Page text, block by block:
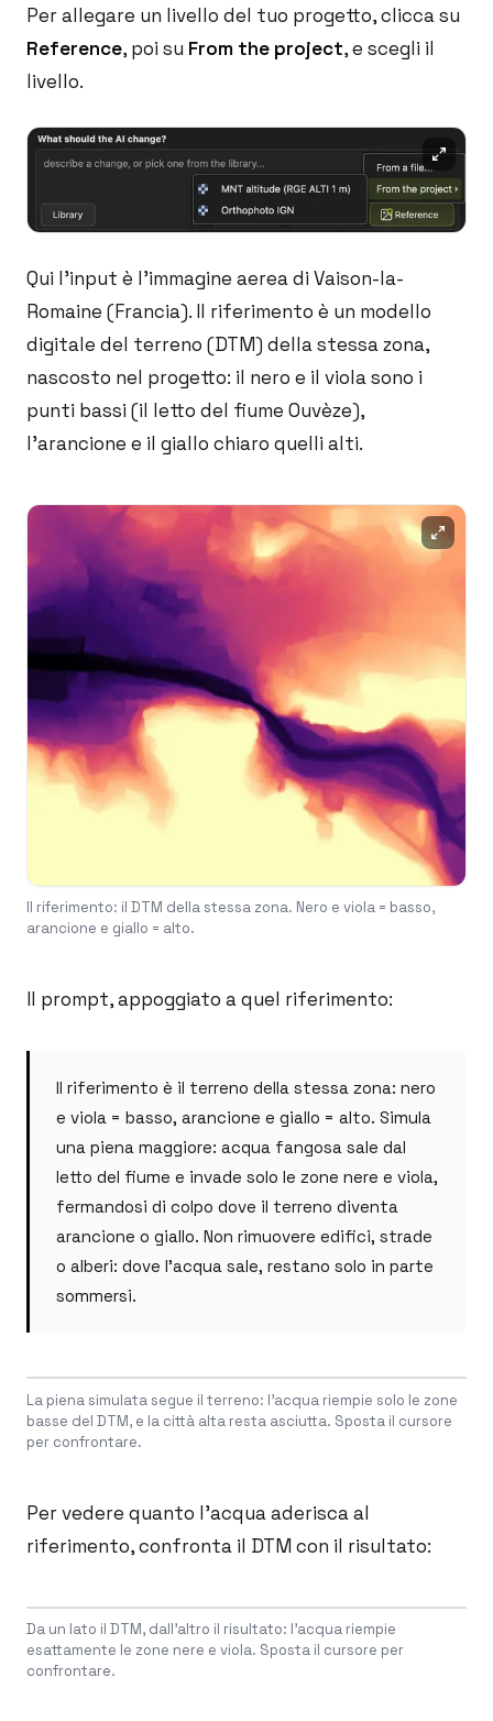
Per allegare un livello del tuo progetto, clicca su
Reference, poi su From the project, e scegli il
livello.
Qui l'input è l'immagine aerea di Vaison-la-
Romaine (Francia). Il riferimento è un modello
digitale del terreno (DTM) della stessa zona,
nascosto nel progetto: il nero e il viola sono i
punti bassi (il letto del fiume Ouvèze),
l'arancione e il giallo chiaro quelli alti.
Il riferimento: il DTM della stessa zona. Nero e viola = basso,
arancione e giallo = alto.
Il prompt, appoggiato a quel riferimento:
Il riferimento è il terreno della stessa zona: nero
e viola = basso, arancione e giallo = alto. Simula
una piena maggiore: acqua fangosa sale dal
letto del fiume e invade solo le zone nere e viola,
fermandosi di colpo dove il terreno diventa
arancione o giallo. Non rimuovere edifici, strade
o alberi: dove l'acqua sale, restano solo in parte
sommersi.
BEFORE AFTER
La piena simulata segue il terreno: l'acqua riempie solo le zone
basse del DTM, e la città alta resta asciutta. Sposta il cursore
per confrontare.
Per vedere quanto l'acqua aderisca al
riferimento, confronta il DTM con il risultato:
BEFORE
Da un lato il DTM, dall'altro il risultato: l'acqua riempie
esattamente le zone nere e viola. Sposta il cursore per
confrontare.